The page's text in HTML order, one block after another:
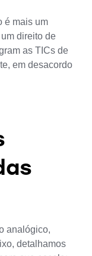
é mais um
direito de
as TICs de
em desacordo
analógico,
detalhamos